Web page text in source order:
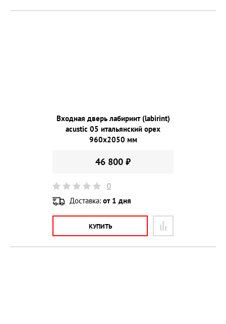
Входная дверь лабиринт (labirint)
acustic 05 итальянский орех
960х2050 мм
46 800 ₽
0
Доставка: от 1 дня
КУПИТЬ